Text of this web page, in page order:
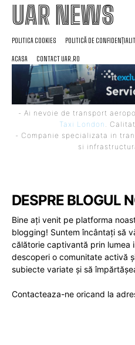
UAR NEWS
POLITICA COOKIES POLITICĂ DE
ACASA CONTACT UAR.RO
- Ai nevoie de transport
Taxi London
.
- Companie specializata in
si
DESPRE BLOGUL
Bine ați venit pe platforma
blogging! Suntem încântați să
călătorie captivantă prin lumea
descoperi o comunitate activă
subiecte variate și să
Contacteaza-ne oricand la